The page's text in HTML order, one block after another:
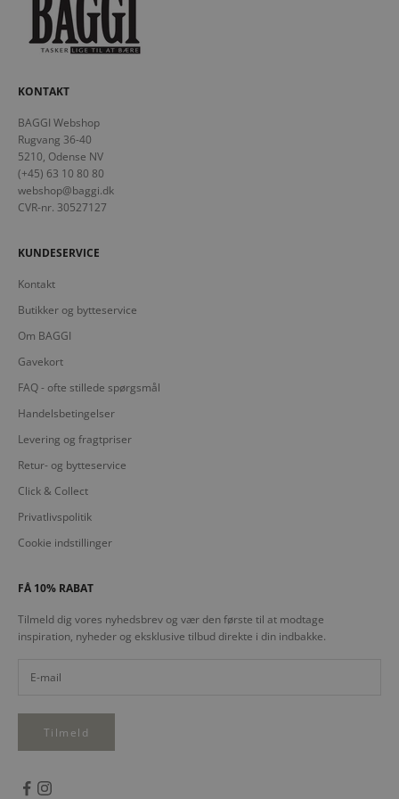
KONTAKT
BAGGI Webshop
Rugvang 36-40
5210, Odense NV
(+45) 63 10 80 80
webshop@baggi.dk
CVR-nr. 30527127
KUNDESERVICE
Kontakt
Butikker og bytteservice
Om BAGGI
Gavekort
FAQ - ofte stillede spørgsmål
Handelsbetingelser
Levering og fragtpriser
Retur- og bytteservice
Click & Collect
Privatlivspolitik
Cookie indstillinger
FÅ 10% RABAT
Tilmeld dig vores nyhedsbrev og vær den første til at modtage
inspiration, nyheder og eksklusive tilbud direkte i din indbakke.
Tilmeld